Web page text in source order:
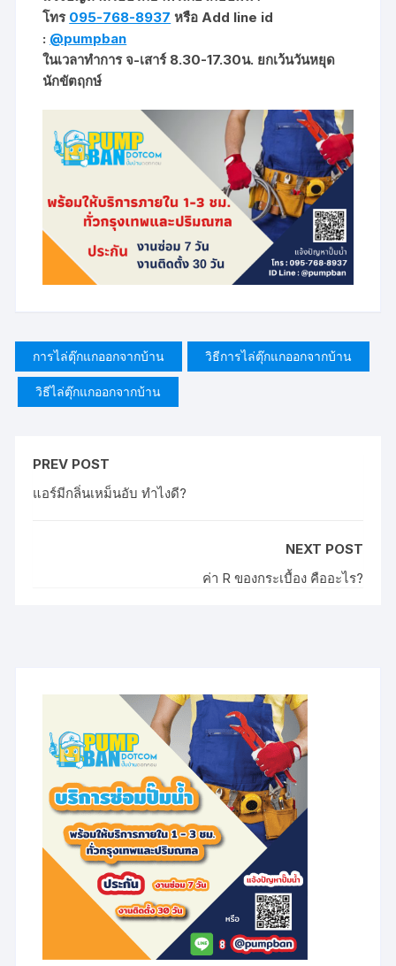
โทร 095-768-8937 หรือ Add line id
: @pumpban
ในเวลาทำการ จ-เสาร์ 8.30-17.30น. ยกเว้นวันหยุด
นักขัตฤกษ์
การไล่ตุ๊กแกออกจากบ้าน วิธีการไล่ตุ๊กแกออกจากบ้าน
วิธีไล่ตุ๊กแกออกจากบ้าน
PREV POST
แอร์มีกลิ่นเหม็นอับ ทำไงดี?
NEXT POST
ค่า R ของกระเบื้อง คืออะไร?